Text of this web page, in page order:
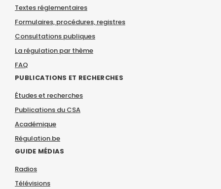
Textes réglementaires
Formulaires, procédures, registres
Consultations publiques
La régulation par thème
FAQ
PUBLICATIONS ET RECHERCHES
Études et recherches
Publications du CSA
Académique
Régulation.be
GUIDE MÉDIAS
Radios
Télévisions